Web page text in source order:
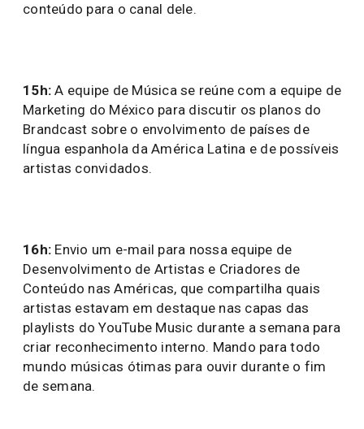
conteúdo para o canal dele.
15h: A equipe de Música se reúne com a equipe de
Marketing do México para discutir os planos do
Brandcast sobre o envolvimento de países de
língua espanhola da América Latina e de possíveis
artistas convidados.
16h: Envio um e-mail para nossa equipe de
Desenvolvimento de Artistas e Criadores de
Conteúdo nas Américas, que compartilha quais
artistas estavam em destaque nas capas das
playlists do YouTube Music durante a semana para
criar reconhecimento interno. Mando para todo
mundo músicas ótimas para ouvir durante o fim
de semana.